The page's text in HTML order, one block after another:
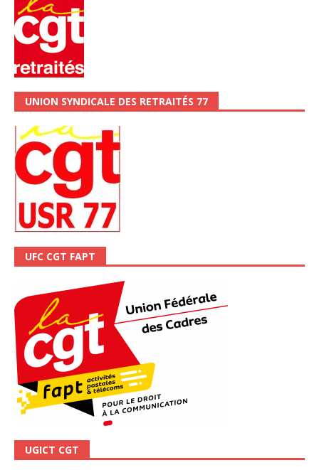
UNION SYNDICALE DES RETRAITÉS 77
UFC CGT FAPT
UGICT CGT